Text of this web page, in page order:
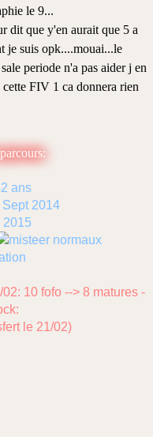
le 9...
dit que y'en aurait que 5 a
je suis opk....mouai...le
periode n'a pas aider j en
FIV 1 ca donnera rien
ans
2014
2015
normaux
10 fofo --> 8 matures -
le 21/02)